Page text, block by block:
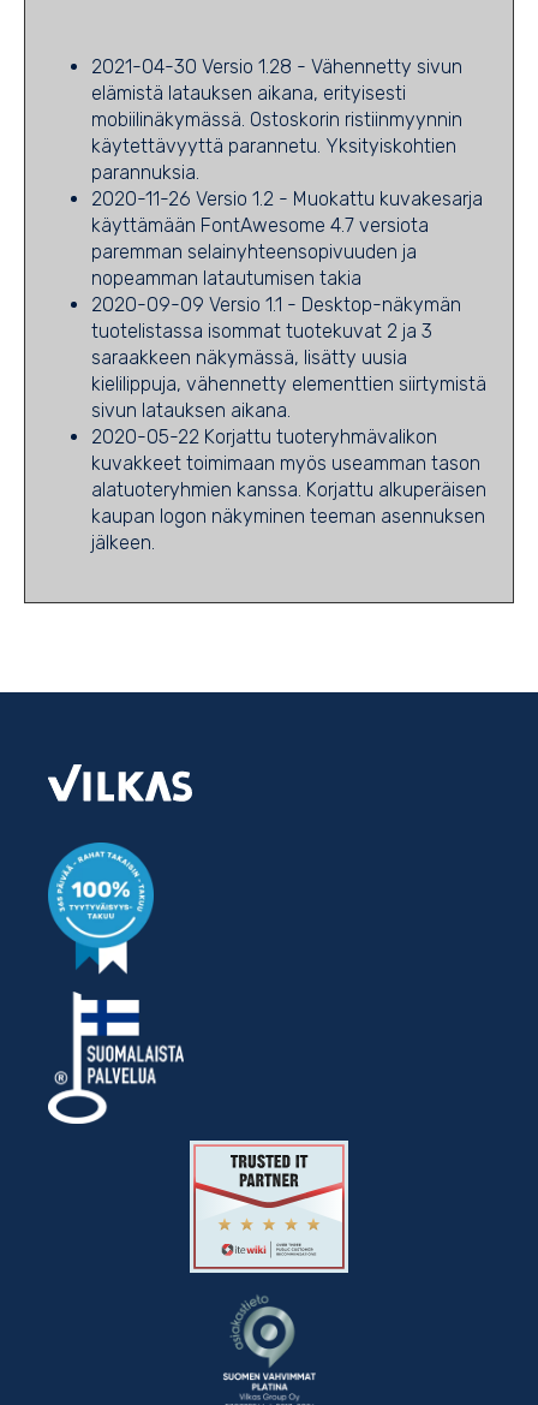
2021-04-30 Versio 1.28 - Vähennetty sivun
elämistä latauksen aikana, erityisesti
mobiilinäkymässä. Ostoskorin ristiinmyynnin
käytettävyyttä parannetu. Yksityiskohtien
parannuksia.
2020-11-26 Versio 1.2 - Muokattu kuvakesarja
käyttämään FontAwesome 4.7 versiota
paremman selainyhteensopivuuden ja
nopeamman latautumisen takia
2020-09-09 Versio 1.1 - Desktop-näkymän
tuotelistassa isommat tuotekuvat 2 ja 3
saraakkeen näkymässä, lisätty uusia
kielilippuja, vähennetty elementtien siirtymistä
sivun latauksen aikana.
2020-05-22 Korjattu tuoteryhmävalikon
kuvakkeet toimimaan myös useamman tason
alatuoteryhmien kanssa. Korjattu alkuperäisen
kaupan logon näkyminen teeman asennuksen
jälkeen.